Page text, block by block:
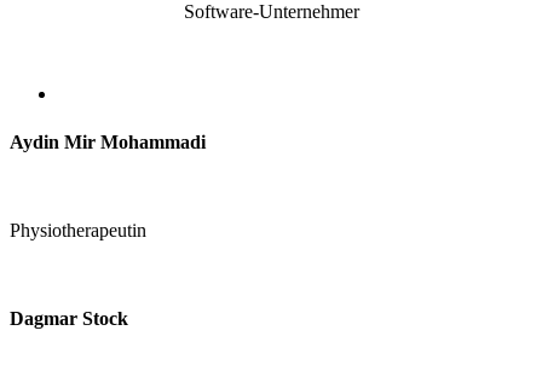
Software-Unternehmer
Aydin Mir Mohammadi
Physiotherapeutin
Dagmar Stock